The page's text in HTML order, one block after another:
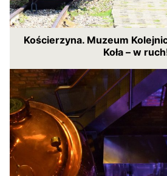
Kościerzyna. Muzeum
Koła – w